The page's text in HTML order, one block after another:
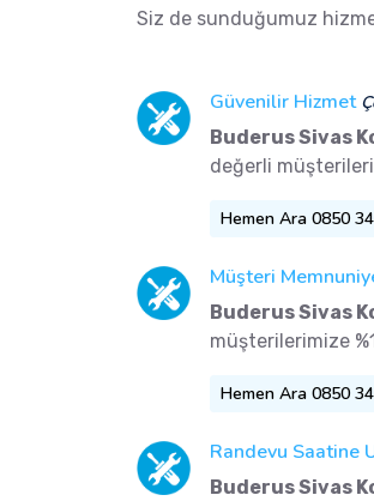
Siz de sunduğumuz
Güvenilir Hizmet
Buderus Sivas
değerli
Hemen Ara 0850
Müşteri
Buderus Sivas
müşterilerimize
Hemen Ara 0850
Randevu Saatine
Buderus Sivas